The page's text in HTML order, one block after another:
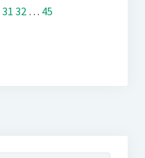
31 32 … 45